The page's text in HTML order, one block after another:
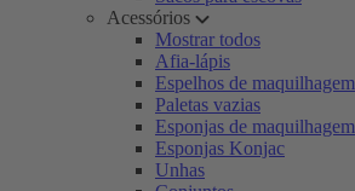
Acessórios
Mostrar todos
Afia-lápis
Espelhos de maquilhagem
Paletas vazias
Esponjas de maquilhagem
Esponjas Konjac
Unhas